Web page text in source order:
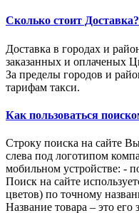
Сколько стоит Доставка?
Доставка в городах и
заказанных и
За пределы городов и
тарифам такси.
Как пользоваться
Строку поиска на сайте
слева под логотипом
мобильном устройстве: -
Поиск на сайте
цветов) по точному
Название товара – это его